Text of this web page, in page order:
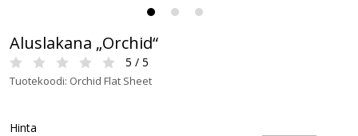
Aluslakana „Orchid“
5 / 5
Tuotekoodi: Orchid Flat Sheet
Hinta